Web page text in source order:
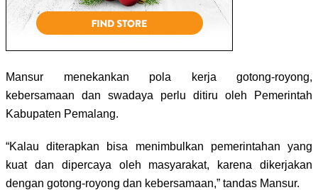
Mansur menekankan pola kerja gotong-royong,
kebersamaan dan swadaya perlu ditiru oleh Pemerintah
Kabupaten Pemalang.
“Kalau diterapkan bisa menimbulkan pemerintahan yang
kuat dan dipercaya oleh masyarakat, karena dikerjakan
dengan gotong-royong dan kebersamaan,” tandas Mansur.